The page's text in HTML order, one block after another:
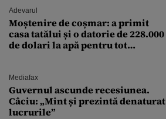
Adevarul
Moștenire de coșmar: a primit
casa tatălui și o datorie de 228.000
de dolari la apă pentru tot
Mediafax
Guvernul ascunde recesiunea.
Câciu: „Mint și prezintă denaturat
lucrurile”